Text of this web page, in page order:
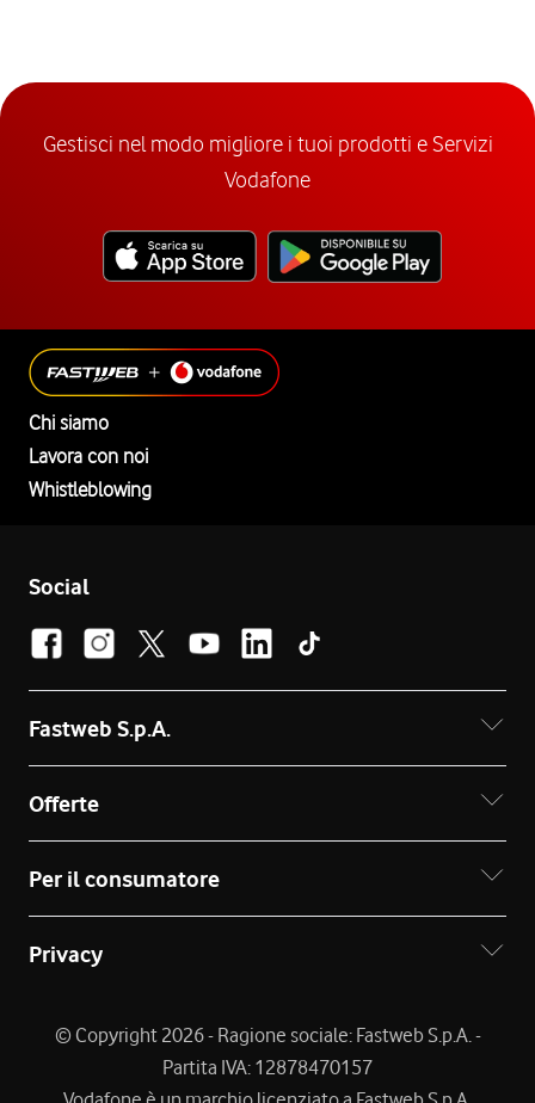
Gestisci nel modo migliore i tuoi prodotti e Servizi
Vodafone
Chi siamo
Lavora con noi
Whistleblowing
Social
Fastweb S.p.A.
Offerte
Per il consumatore
Privacy
© Copyright 2026 - Ragione sociale: Fastweb S.p.A. -
Partita IVA: 12878470157